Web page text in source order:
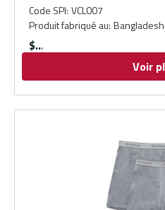
Code SPI: VCL007
Produit fabriqué au: Bangladesh
$
Voir